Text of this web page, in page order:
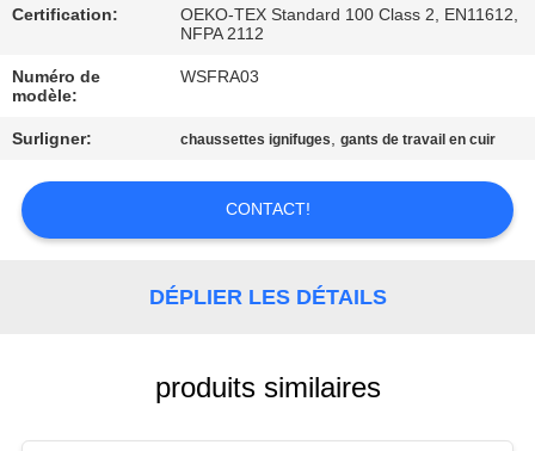
NOUS
UNE
CITATION
Certification:
OEKO-TEX Standard 100 Class 2, EN11612,
NFPA 2112
Numéro de
modèle:
WSFRA03
Surligner: chaussettes ignifuges,gants de travail en cuir
CONTACT!
DÉPLIER LES DÉTAILS
produits similaires